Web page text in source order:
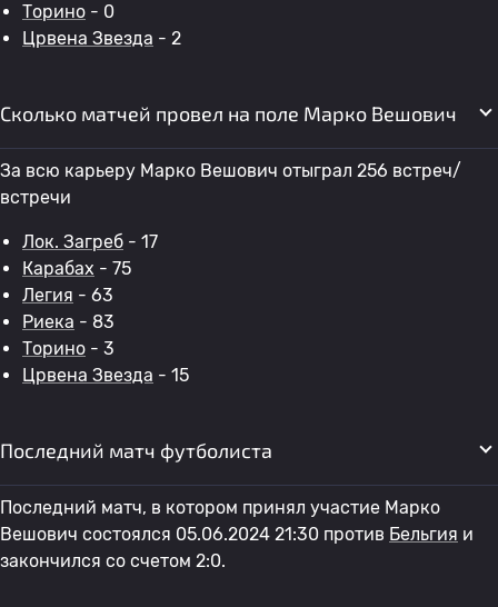
Торино - 0
Црвена Звезда - 2
Сколько матчей провел на поле Марко Вешович
За всю карьеру Марко Вешович отыграл 256 встреч/
встречи
Лок. Загреб - 17
Карабах - 75
Легия - 63
Риека - 83
Торино - 3
Црвена Звезда - 15
Последний матч футболиста
Последний матч, в котором принял участие Марко
Вешович состоялся 05.06.2024 21:30 против Бельгия и
закончился со счетом 2:0.